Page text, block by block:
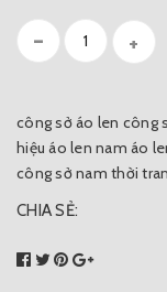
- +
công sởáo len công
hiệu áo len nam áo
công sở nam thời
CHIA SẺ: